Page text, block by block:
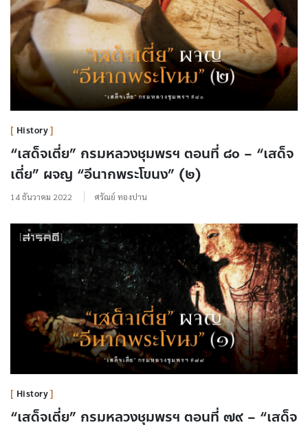
History
“เสด็จเตี่ย” กรมหลวงชุมพรฯ ตอนที่ ๘๐ – “เสด็จ
เตี่ย” ผจญ “อีนากพระโขนง” (๒)
14 ธันวาคม 2022 ศรัณย์ ทองปาน
History
“เสด็จเตี่ย” กรมหลวงชุมพรฯ ตอนที่ ๗๙ – “เสด็จ